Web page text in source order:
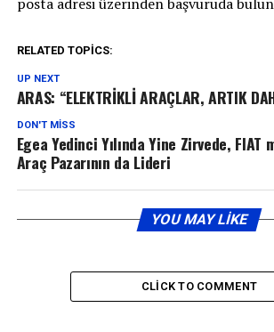
RELATED TOPICS:
UP NEXT
ARAS: “ELEKTRİKLİ ARAÇLAR, ARTIK
DON'T MISS
Egea Yedinci Yılında Yine Zirvede, FIAT
Araç Pazarının da Lideri
YOU MAY LIKE
CLICK TO COMMENT